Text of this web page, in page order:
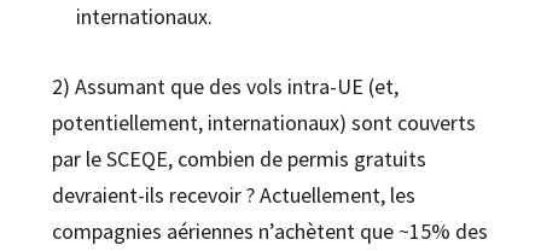
internationaux.
2) Assumant que des vols intra-UE (et,
potentiellement, internationaux) sont couverts
par le SCEQE, combien de permis gratuits
devraient-ils recevoir ? Actuellement, les
compagnies aériennes n’achètent que ~15% des